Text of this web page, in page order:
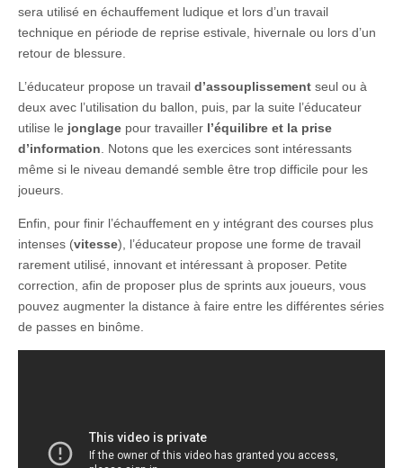
sera utilisé en échauffement ludique et lors d’un travail
technique en période de reprise estivale, hivernale ou lors d’un
retour de blessure.
L’éducateur propose un travail d’assouplissement seul ou à
deux avec l’utilisation du ballon, puis, par la suite l’éducateur
utilise le jonglage pour travailler l’équilibre et la prise
d’information . Notons que les exercices sont intéressants
même si le niveau demandé semble être trop difficile pour les
joueurs.
Enfin, pour finir l’échauffement en y intégrant des courses plus
intenses (vitesse), l’éducateur propose une forme de travail
rarement utilisé, innovant et intéressant à proposer. Petite
correction, afin de proposer plus de sprints aux joueurs, vous
pouvez augmenter la distance à faire entre les différentes séries
de passes en binôme.